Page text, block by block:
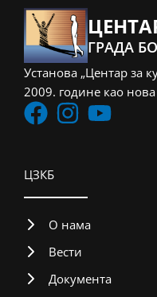
ГРАДА
Установа „Центар за
2009. године као нова
ЦЗКБ
О нама
Вести
Документа